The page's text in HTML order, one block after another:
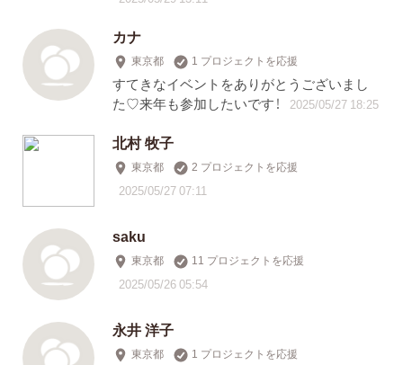
カナ
東京都 1 プロジェクトを応援
すてきなイベントをありがとうございまし
た♡来年も参加したいです！
2025/05/27 18:25
北村 牧子
東京都 2 プロジェクトを応援
2025/05/27 07:11
saku
東京都 11 プロジェクトを応援
2025/05/26 05:54
永井 洋子
東京都 1 プロジェクトを応援